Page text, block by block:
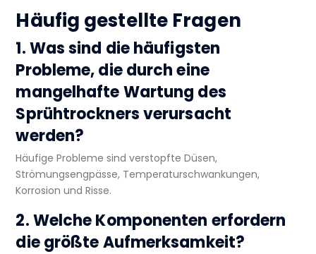
Häufig gestellte Fragen
1. Was sind die häufigsten
Probleme, die durch eine
mangelhafte Wartung des
Sprühtrockners verursacht
werden?
Häufige Probleme sind verstopfte Düsen,
Strömungsengpässe, Temperaturschwankungen,
Korrosion und Risse.
2. Welche Komponenten erfordern
die größte Aufmerksamkeit?